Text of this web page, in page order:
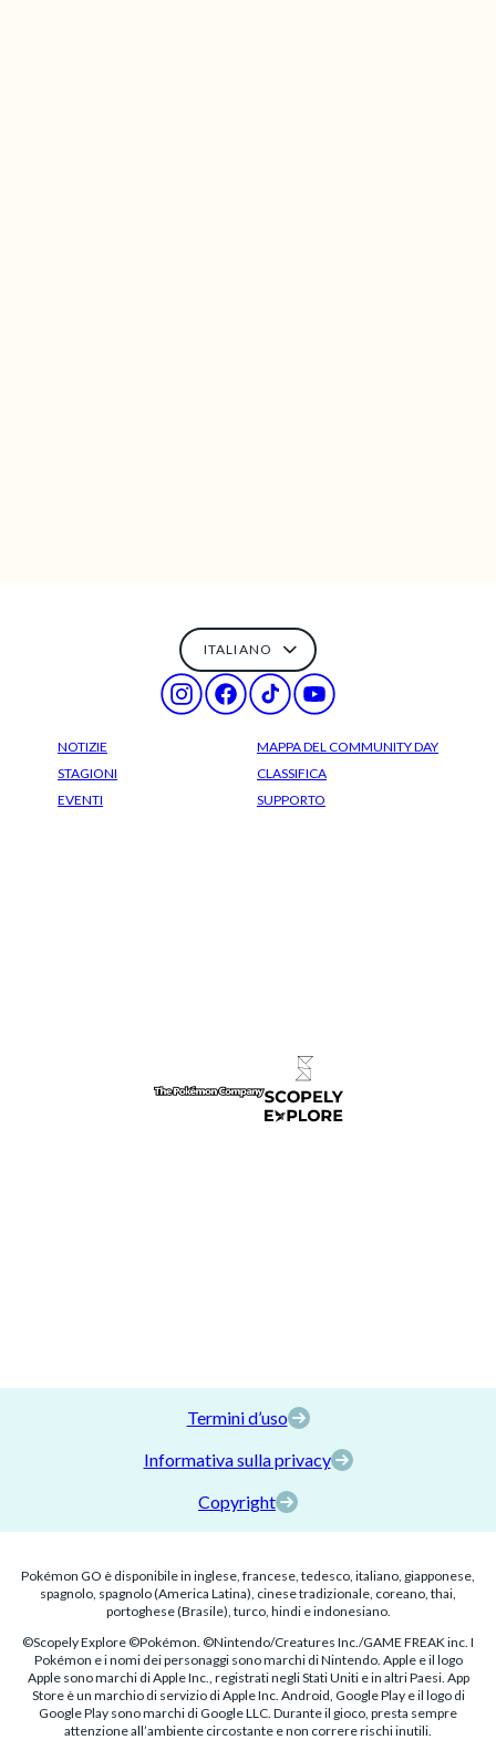
NOTIZIE
STAGIONI
EVENTI
MAPPA DEL COMMUNITY DAY
CLASSIFICA
SUPPORTO
Termini d’uso
Informativa sulla privacy
Copyright
Pokémon GO è disponibile in inglese, francese, tedesco, italiano, giapponese,
spagnolo, spagnolo (America Latina), cinese tradizionale, coreano, thai,
portoghese (Brasile), turco, hindi e indonesiano.
©Scopely Explore ©Pokémon. ©Nintendo/Creatures Inc./GAME FREAK inc. I
Pokémon e i nomi dei personaggi sono marchi di Nintendo. Apple e il logo
Apple sono marchi di Apple Inc., registrati negli Stati Uniti e in altri Paesi. App
Store è un marchio di servizio di Apple Inc. Android, Google Play e il logo di
Google Play sono marchi di Google LLC. Durante il gioco, presta sempre
attenzione all’ambiente circostante e non correre rischi inutili.